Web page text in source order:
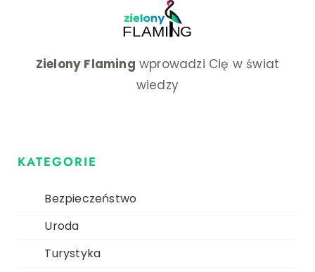
Zielony Flaming wprowadzi Cię w świat
wiedzy
KATEGORIE
Bezpieczeństwo
Uroda
Turystyka